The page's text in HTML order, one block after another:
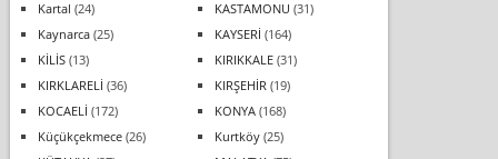
Kartal (24) KASTAMONU (31)
Kaynarca(25) KAYSERİ (164)
KİLİS(13) KIRIKKALE(31)
KIRKLARELİ (36) KIRŞEHİR (19)
KOCAELİ (172) KONYA(168)
Küçükçekmece(26) Kurtköy(25)